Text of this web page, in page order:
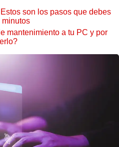
son los pasos que debes
minutos
mantenimiento a tu PC y por